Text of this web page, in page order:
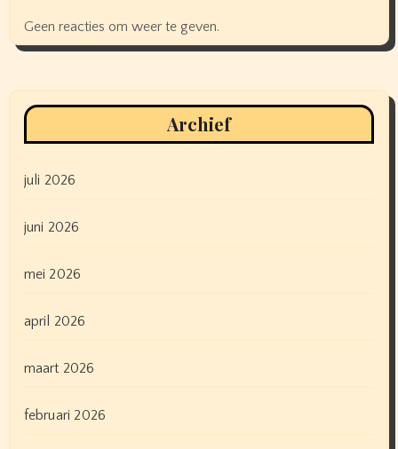
Geen reacties om weer te geven.
Archief
juli 2026
juni 2026
mei 2026
april 2026
maart 2026
februari 2026